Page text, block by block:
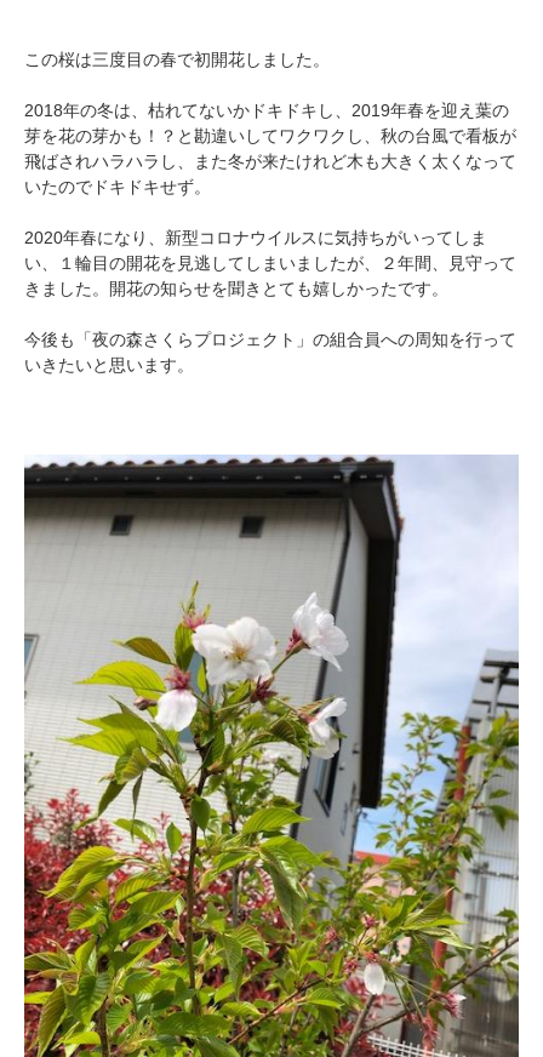
この桜は三度目の春で初開花しました。
2018年の冬は、枯れてないかドキドキし、2019年春を迎え葉の
芽を花の芽かも！？と勘違いしてワクワクし、秋の台風で看板が
飛ばされハラハラし、また冬が来たけれど木も大きく太くなって
いたのでドキドキせず。
2020年春になり、新型コロナウイルスに気持ちがいってしま
い、１輪目の開花を見逃してしまいましたが、２年間、見守って
きました。開花の知らせを聞きとても嬉しかったです。
今後も「夜の森さくらプロジェクト」の組合員への周知を行って
いきたいと思います。